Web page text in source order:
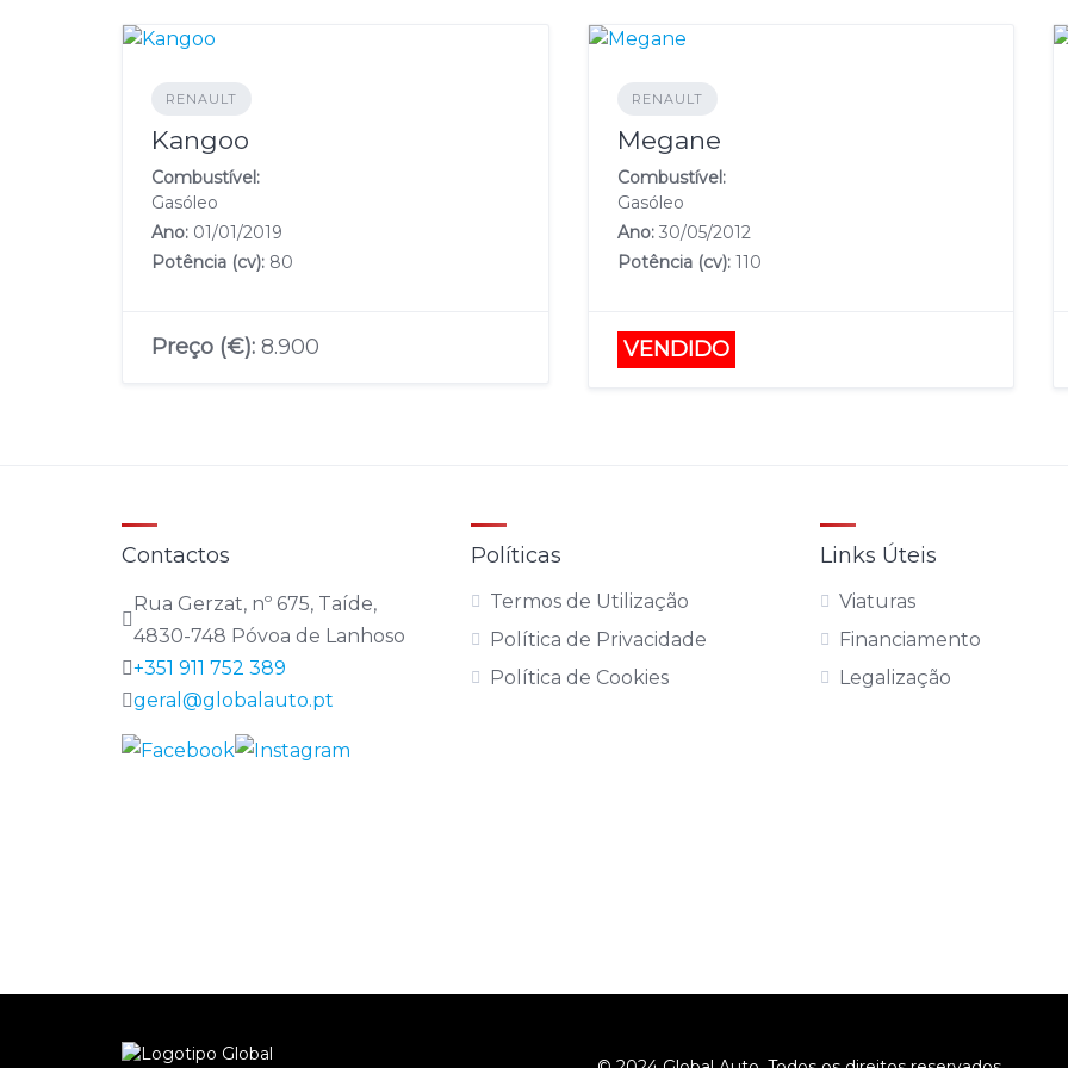
RENAULT
Kangoo
Combustível:
Gasóleo
Ano: 01/01/2019
Potência (cv): 80
Preço (€): 8.900
RENAULT
Megane
Combustível:
Gasóleo
Ano:30/05/2012
Potência (cv):110
VENDIDO
Contactos
Rua Gerzat, nº 675, Taíde,
4830-748 Póvoa de Lanhoso
+351 911 752 389
geral@globalauto.pt
Políticas
Termos de Utilização
Política de Privacidade
Política de Cookies
Links Úteis
Viaturas
Financiamento
Legalização